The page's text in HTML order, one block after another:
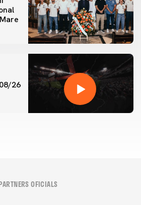
26
OFICIALS